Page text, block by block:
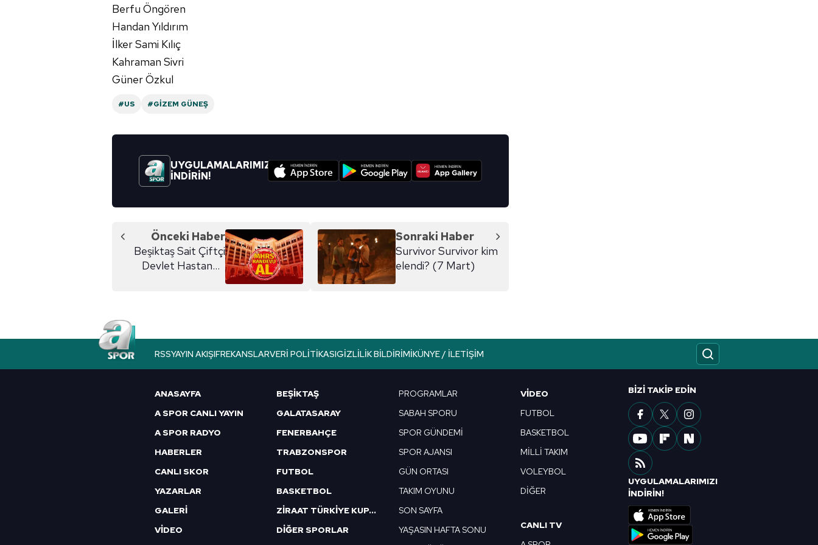
Berfu Öngören
Handan Yıldırım
İlker Sami Kılıç
Kahraman Sivri
Güner Özkul
#US #GIZEM GÜNEŞ
UYGULAMALARIMIZI
İNDİRİN!
Önceki Haber
Beşiktaş Sait Çiftçi
Devlet Hastanesi
tıklayın...
Sonraki Haber
Survivor Survivor kim
elendi? (7 Mart)
RSSYAYIN AKIŞIFREKANSLARVERI POLITIKASIGIZLILIK BILDIRIMIKÜNYE / İLETIŞIM
ANASAYFA
A SPOR CANLI YAYIN
A SPOR RADYO
HABERLER
CANLI SKOR
YAZARLAR
GALERİ
VİDEO
BEŞİKTAŞ
GALATASARAY
FENERBAHÇE
TRABZONSPOR
FUTBOL
BASKETBOL
ZİRAAT TÜRKİYE KUPASI
DİĞER SPORLAR
PROGRAMLAR
SABAH SPORU
SPOR GÜNDEMİ
SPOR AJANSI
GÜN ORTASI
TAKIM OYUNU
SON SAYFA
YAŞASIN HAFTA SONU
VIDEO
FUTBOL
BASKETBOL
MİLLİ TAKIM
VOLEYBOL
DİĞER
CANLI TV
BIZI TAKIP EDIN
UYGULAMALARIMIZI
İNDİRİN!